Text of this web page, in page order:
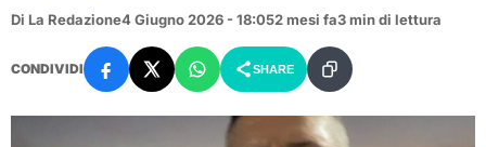
Di La Redazione4 Giugno 2026 - 18:052 mesi fa3 min di lettura
CONDIVIDI SHARE